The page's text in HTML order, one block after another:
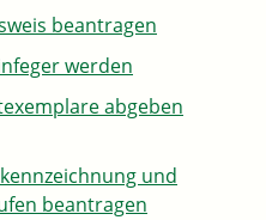
beantragen
werden
abgeben
und
beantragen